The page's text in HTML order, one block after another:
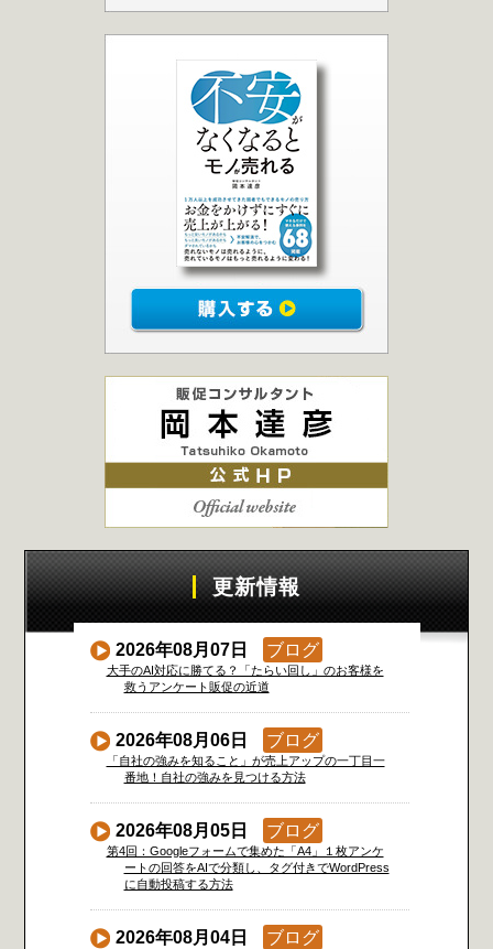
更新情報
2026年08月07日 ブログ
大手のAI対応に勝てる？「たらい回し」のお客様を
救うアンケート販促の近道
2026年08月06日 ブログ
「自社の強みを知ること」が売上アップの一丁目一
番地！自社の強みを見つける方法
2026年08月05日 ブログ
第4回：Googleフォームで集めた「A4」１枚アンケ
ートの回答をAIで分類し、タグ付きでWordPress
に自動投稿する方法
2026年08月04日 ブログ